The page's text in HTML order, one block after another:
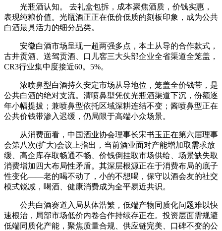
光瓶酒认知。 去礼盒包拆，成本聚焦酒质，价钱实惠，
表现纯粮价值。光瓶酒正正在低价低质的刻板印象，成为公共
白酒最具活力的细分品类。
安徽白酒市场呈现一超两强多点，本土从导的合作款式，
古井贡酒、送驾贡酒、口儿窖三大头部企业全省渠道全笼盖，
CR3行业集中度接近60。5%。
浓喷鼻型白酒持久安定市场从导地位，笼盖全价钱带，是
公共白酒的绝对支流。清喷鼻型凭仗光瓶酒渠道下沉，份额逐
年小幅提拔；兼喷鼻型依托区域深耕连结不变；酱喷鼻型正在
公共价钱带渗入迟缓，仍局限于高端小众场景。
从消费面看，中国酒业协会理事长宋书玉正在第六届理事
会第八次(扩大)会议上指出，当前酒业面对产能增加取需求放
缓、高企库存取畅通不畅、价钱倒挂取市场供给、场景缺失取
消费增加四大布局性矛盾。其深层根源正在于消费布局的底子
性变化——老的喝不动了，小的不想喝，保守以酒会友的社交
模式锐减，喝酒、健康消费成为全平易近共识。
公共白酒赛道入局从体浩繁，低端产物同质化问题难以快
速根治，局部市场低价内卷合作持续存正在。投资层面需规避
低端同质化产能，聚焦质量合规、供应链完美、口碑不变的公